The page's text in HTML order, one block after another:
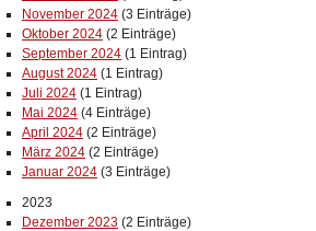
November 2024 (3 Einträge)
Oktober 2024 (2 Einträge)
September 2024 (1 Eintrag)
August 2024 (1 Eintrag)
Juli 2024 (1 Eintrag)
Mai 2024 (4 Einträge)
April 2024 (2 Einträge)
März 2024 (2 Einträge)
Januar 2024 (3 Einträge)
2023
Dezember 2023 (2 Einträge)